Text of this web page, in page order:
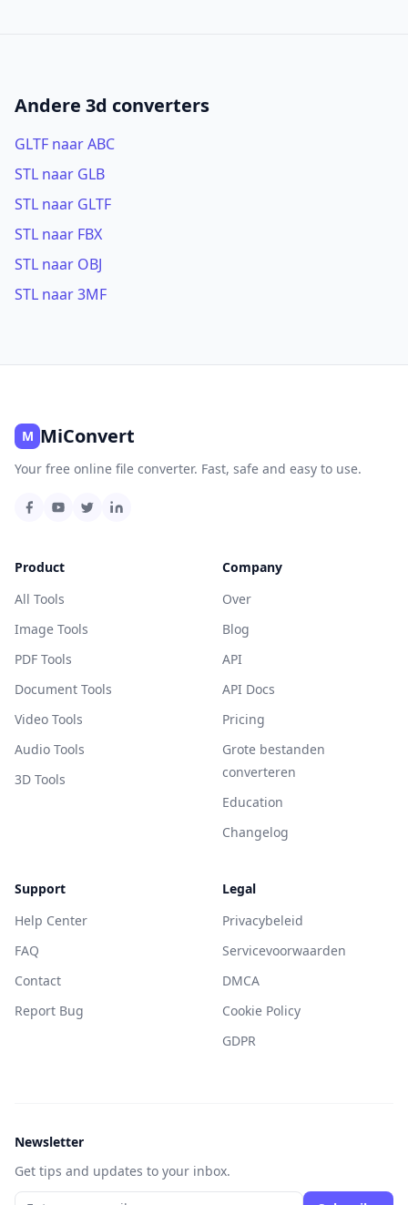
Andere 3d converters
GLTF naar ABC
STL naar GLB
STL naar GLTF
STL naar FBX
STL naar OBJ
STL naar 3MF
M MiConvert
Your free online file converter. Fast, safe and easy to use.
Product
All Tools
Image Tools
PDF Tools
Document Tools
Video Tools
Audio Tools
3D Tools
Company
Over
Blog
API
API Docs
Pricing
Grote bestanden
converteren
Education
Changelog
Support
Help Center
FAQ
Contact
Report Bug
Legal
Privacybeleid
Servicevoorwaarden
DMCA
Cookie Policy
GDPR
Newsletter
Get tips and updates to your inbox.